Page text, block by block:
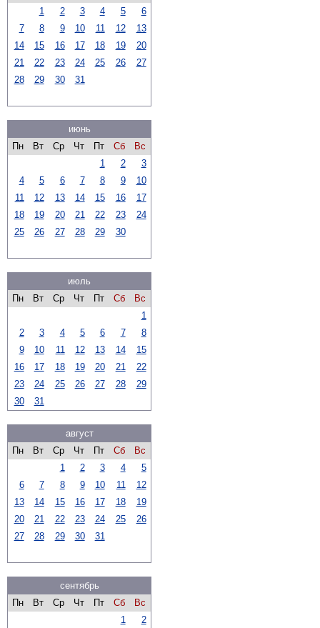
1
2 3 4 5
6
7
8 9 10 11 12
13
14
15 16 17 18 19
20
21
22 23 24 25 26
27
28
29 30 31
июнь
Пн
Вт Ср Чт Пт Сб
Вс
1
2
3
4
5 6 7 8 9
10
11
12 13 14 15 16
17
18
19 20 21 22 23
24
25
26 27 28 29 30
июль
Пн
Вт Ср Чт Пт Сб
Вс
1
2
3 4 5 6 7
8
9
10 11 12 13 14
15
16
17 18 19 20 21
22
23
24 25 26 27 28
29
30
31
август
Пн
Вт Ср Чт Пт Сб
Вс
1
2 3 4
5
6
7 8 9 10 11
12
13
14 15 16 17 18
19
20
21 22 23 24 25
26
27
28 29 30 31
сентябрь
Пн
Вт Ср Чт Пт Сб
Вс
1
2